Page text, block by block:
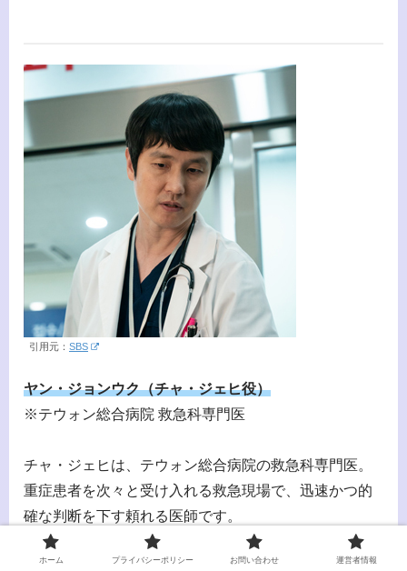
引用元： SBS
ヤン・ジョンウク（チャ・ジェヒ役）
※テウォン総合病院 救急科専門医
チャ・ジェヒは、テウォン総合病院の救急科専門医。
重症患者を次々と受け入れる救急現場で、迅速かつ的
確な判断を下す頼れる医師です。
一刻を争う状況でも冷静さを失わず、消防や救急隊と
ホーム プライバシーポリシー お問い合わせ 運営者情報